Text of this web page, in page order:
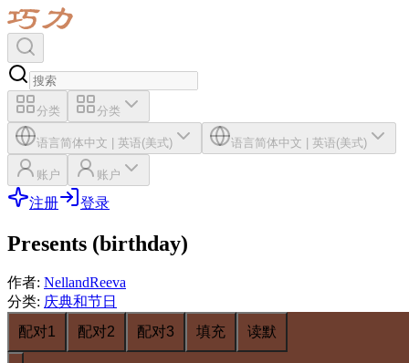
分类 分类
语言简体中文 | 英语(美式) 语言简体中文 | 英语(美式)
账户 账户
注册 登录
Presents (birthday)
作者: NellandReeva
分类: 庆典和节日
配对1
配对2 配对3 填充 读默